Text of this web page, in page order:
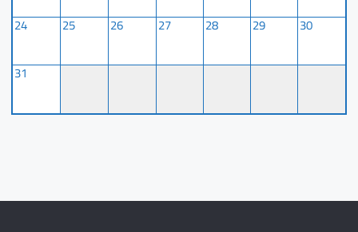
24 25 26 27 28 29 30
31